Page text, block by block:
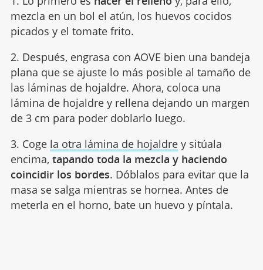
mezcla en un bol el atún, los huevos cocidos
picados y el tomate frito.
2. Después, engrasa con AOVE bien una bandeja
plana que se ajuste lo más posible al tamaño de
las láminas de hojaldre. Ahora, coloca una
lámina de hojaldre y rellena dejando un margen
de 3 cm para poder doblarlo luego.
3. Coge la otra lámina de hojaldrey sitúala
encima, tapando toda la mezcla y haciendo
coincidir los bordes. Dóblalos para evitar que la
masa se salga mientras se hornea. Antes de
meterla en el horno, bate un huevo y píntala.